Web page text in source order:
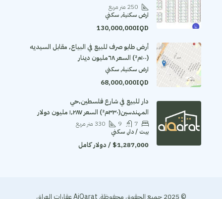
250 متر مربع
ارض سكنية, سكني
130,000,000IQD
أرض طابو صرف للبيع في البياع٬ مقابل السيديه
(١٠٠م²) السعر ٦٨مليون دينار
ارض سكنية, سكني
68,000,000IQD
دار للبيع في شارع فلسطين٬حي
المهندسين(٣٣٠م²) السعر ١٬٢٨٧ مليون دولار
7
9
330 متر مربع
بيت / دار, سكني
$1,287,000 / دولار كامل
© 2025 جميع الحقوق محفوظة. AiQarat عقارات العراق